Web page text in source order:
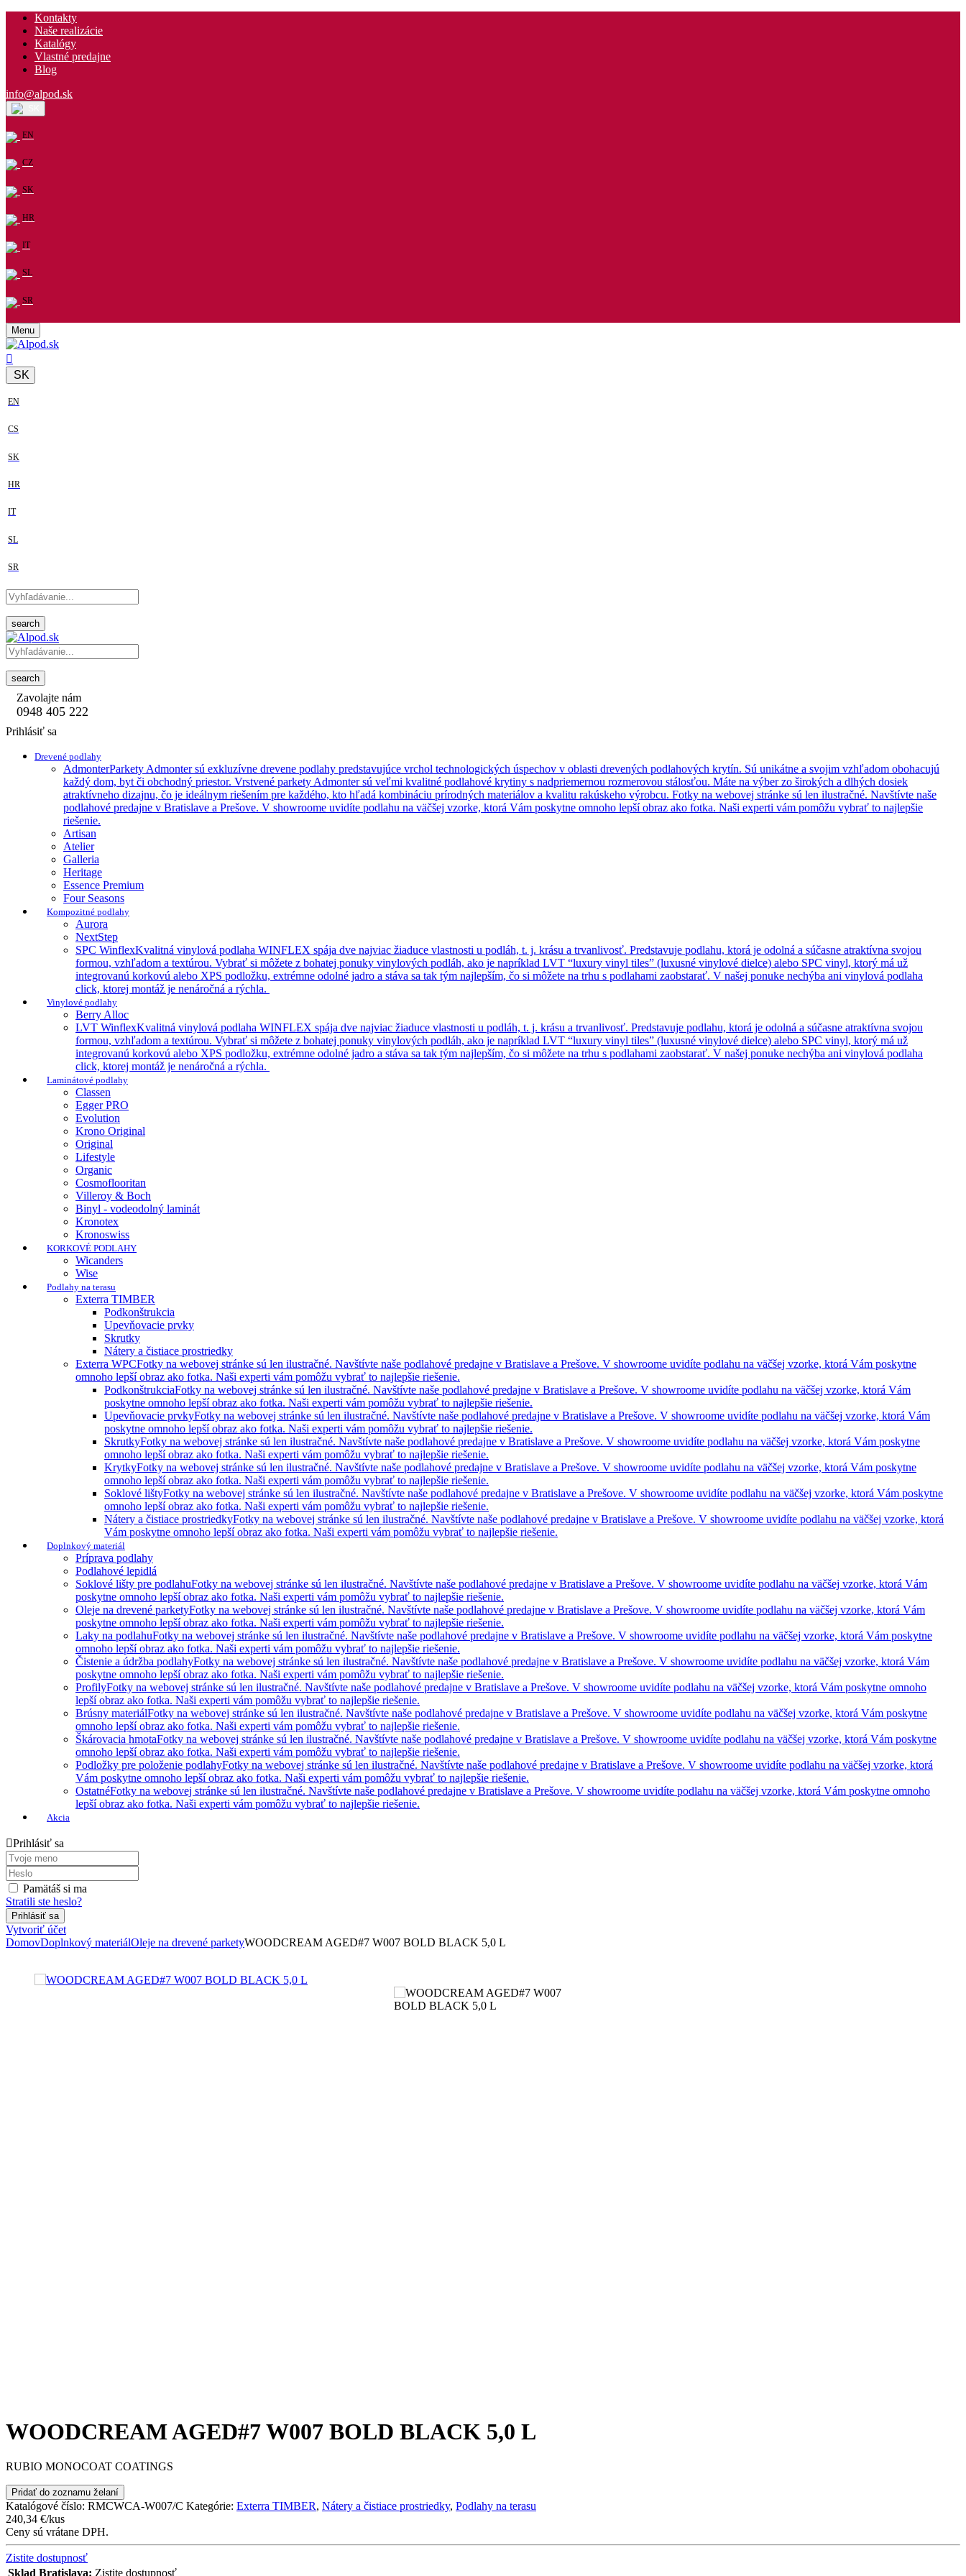
Kontakty
Naše realizácie
Katalógy
Vlastné predajne
Blog
info@alpod.sk
EN
CZ
SK
HR
IT
SL
SR
Menu
SK
EN
CS
SK
HR
IT
SL
SR
search
search
Zavolajte nám
0948 405 222
Prihlásiť sa
Drevené podlahy
AdmonterParkety Admonter sú exkluzívne drevene podlahy predstavujúce vrchol technologických úspechov v oblasti drevených podlahových krytín. Sú unikátne a svojim vzhľadom obohacujú
každý dom, byt či obchodný priestor. Vrstvené parkety Admonter sú veľmi kvalitné podlahové krytiny s nadpriemernou rozmerovou stálosťou. Máte na výber zo širokých a dlhých dosiek
atraktívneho dizajnu, čo je ideálnym riešením pre každého, kto hľadá kombináciu prírodných materiálov a kvalitu rakúskeho výrobcu. Fotky na webovej stránke sú len ilustračné. Navštívte naše
podlahové predajne v Bratislave a Prešove. V showroome uvidíte podlahu na väčšej vzorke, ktorá Vám poskytne omnoho lepší obraz ako fotka. Naši experti vám pomôžu vybrať to najlepšie
riešenie.
Artisan
Atelier
Galleria
Heritage
Essence Premium
Four Seasons
Kompozitné podlahy
Aurora
NextStep
SPC WinflexKvalitná vinylová podlaha WINFLEX spája dve najviac žiaduce vlastnosti u podláh, t. j. krásu a trvanlivosť. Predstavuje podlahu, ktorá je odolná a súčasne atraktívna svojou
formou, vzhľadom a textúrou. Vybrať si môžete z bohatej ponuky vinylových podláh, ako je napríklad LVT “luxury vinyl tiles” (luxusné vinylové dielce) alebo SPC vinyl, ktorý má už
integrovanú korkovú alebo XPS podložku, extrémne odolné jadro a stáva sa tak tým najlepším, čo si môžete na trhu s podlahami zaobstarať. V našej ponuke nechýba ani vinylová podlaha
click, ktorej montáž je nenáročná a rýchla.
Vinylové podlahy
Berry Alloc
LVT WinflexKvalitná vinylová podlaha WINFLEX spája dve najviac žiaduce vlastnosti u podláh, t. j. krásu a trvanlivosť. Predstavuje podlahu, ktorá je odolná a súčasne atraktívna svojou
formou, vzhľadom a textúrou. Vybrať si môžete z bohatej ponuky vinylových podláh, ako je napríklad LVT “luxury vinyl tiles” (luxusné vinylové dielce) alebo SPC vinyl, ktorý má už
integrovanú korkovú alebo XPS podložku, extrémne odolné jadro a stáva sa tak tým najlepším, čo si môžete na trhu s podlahami zaobstarať. V našej ponuke nechýba ani vinylová podlaha
click, ktorej montáž je nenáročná a rýchla.
Laminátové podlahy
Classen
Egger PRO
Evolution
Krono Original
Original
Lifestyle
Organic
Cosmoflooritan
Villeroy & Boch
Binyl - vodeodolný laminát
Kronotex
Kronoswiss
KORKOVÉ PODLAHY
Wicanders
Wise
Podlahy na terasu
Exterra TIMBER
Podkonštrukcia
Upevňovacie prvky
Skrutky
Nátery a čistiace prostriedky
Exterra WPCFotky na webovej stránke sú len ilustračné. Navštívte naše podlahové predajne v Bratislave a Prešove. V showroome uvidíte podlahu na väčšej vzorke, ktorá Vám poskytne
omnoho lepší obraz ako fotka. Naši experti vám pomôžu vybrať to najlepšie riešenie.
PodkonštrukciaFotky na webovej stránke sú len ilustračné. Navštívte naše podlahové predajne v Bratislave a Prešove. V showroome uvidíte podlahu na väčšej vzorke, ktorá Vám
poskytne omnoho lepší obraz ako fotka. Naši experti vám pomôžu vybrať to najlepšie riešenie.
Upevňovacie prvkyFotky na webovej stránke sú len ilustračné. Navštívte naše podlahové predajne v Bratislave a Prešove. V showroome uvidíte podlahu na väčšej vzorke, ktorá Vám
poskytne omnoho lepší obraz ako fotka. Naši experti vám pomôžu vybrať to najlepšie riešenie.
SkrutkyFotky na webovej stránke sú len ilustračné. Navštívte naše podlahové predajne v Bratislave a Prešove. V showroome uvidíte podlahu na väčšej vzorke, ktorá Vám poskytne
omnoho lepší obraz ako fotka. Naši experti vám pomôžu vybrať to najlepšie riešenie.
KrytkyFotky na webovej stránke sú len ilustračné. Navštívte naše podlahové predajne v Bratislave a Prešove. V showroome uvidíte podlahu na väčšej vzorke, ktorá Vám poskytne
omnoho lepší obraz ako fotka. Naši experti vám pomôžu vybrať to najlepšie riešenie.
Soklové lištyFotky na webovej stránke sú len ilustračné. Navštívte naše podlahové predajne v Bratislave a Prešove. V showroome uvidíte podlahu na väčšej vzorke, ktorá Vám poskytne
omnoho lepší obraz ako fotka. Naši experti vám pomôžu vybrať to najlepšie riešenie.
Nátery a čistiace prostriedkyFotky na webovej stránke sú len ilustračné. Navštívte naše podlahové predajne v Bratislave a Prešove. V showroome uvidíte podlahu na väčšej vzorke, ktorá
Vám poskytne omnoho lepší obraz ako fotka. Naši experti vám pomôžu vybrať to najlepšie riešenie.
Doplnkový materiál
Príprava podlahy
Podlahové lepidlá
Soklové lišty pre podlahuFotky na webovej stránke sú len ilustračné. Navštívte naše podlahové predajne v Bratislave a Prešove. V showroome uvidíte podlahu na väčšej vzorke, ktorá Vám
poskytne omnoho lepší obraz ako fotka. Naši experti vám pomôžu vybrať to najlepšie riešenie.
Oleje na drevené parketyFotky na webovej stránke sú len ilustračné. Navštívte naše podlahové predajne v Bratislave a Prešove. V showroome uvidíte podlahu na väčšej vzorke, ktorá Vám
poskytne omnoho lepší obraz ako fotka. Naši experti vám pomôžu vybrať to najlepšie riešenie.
Laky na podlahuFotky na webovej stránke sú len ilustračné. Navštívte naše podlahové predajne v Bratislave a Prešove. V showroome uvidíte podlahu na väčšej vzorke, ktorá Vám poskytne
omnoho lepší obraz ako fotka. Naši experti vám pomôžu vybrať to najlepšie riešenie.
Čistenie a údržba podlahyFotky na webovej stránke sú len ilustračné. Navštívte naše podlahové predajne v Bratislave a Prešove. V showroome uvidíte podlahu na väčšej vzorke, ktorá Vám
poskytne omnoho lepší obraz ako fotka. Naši experti vám pomôžu vybrať to najlepšie riešenie.
ProfilyFotky na webovej stránke sú len ilustračné. Navštívte naše podlahové predajne v Bratislave a Prešove. V showroome uvidíte podlahu na väčšej vzorke, ktorá Vám poskytne omnoho
lepší obraz ako fotka. Naši experti vám pomôžu vybrať to najlepšie riešenie.
Brúsny materiálFotky na webovej stránke sú len ilustračné. Navštívte naše podlahové predajne v Bratislave a Prešove. V showroome uvidíte podlahu na väčšej vzorke, ktorá Vám poskytne
omnoho lepší obraz ako fotka. Naši experti vám pomôžu vybrať to najlepšie riešenie.
Škárovacia hmotaFotky na webovej stránke sú len ilustračné. Navštívte naše podlahové predajne v Bratislave a Prešove. V showroome uvidíte podlahu na väčšej vzorke, ktorá Vám poskytne
omnoho lepší obraz ako fotka. Naši experti vám pomôžu vybrať to najlepšie riešenie.
Podložky pre položenie podlahyFotky na webovej stránke sú len ilustračné. Navštívte naše podlahové predajne v Bratislave a Prešove. V showroome uvidíte podlahu na väčšej vzorke, ktorá
Vám poskytne omnoho lepší obraz ako fotka. Naši experti vám pomôžu vybrať to najlepšie riešenie.
OstatnéFotky na webovej stránke sú len ilustračné. Navštívte naše podlahové predajne v Bratislave a Prešove. V showroome uvidíte podlahu na väčšej vzorke, ktorá Vám poskytne omnoho
lepší obraz ako fotka. Naši experti vám pomôžu vybrať to najlepšie riešenie.
Akcia
Prihlásiť sa
Pamätáš si ma
Stratili ste heslo?
Vytvoriť účet
DomovDoplnkový materiálOleje na drevené parketyWOODCREAM AGED#7 W007 BOLD BLACK 5,0 L
WOODCREAM AGED#7 W007 BOLD BLACK 5,0 L
RUBIO MONOCOAT COATINGS
Pridať do zoznamu želaní
Katalógové číslo: RMCWCA-W007/C Kategórie: Exterra TIMBER, Nátery a čistiace prostriedky, Podlahy na terasu
240,34 €/kus
Ceny sú vrátane DPH.
Zistite dostupnosť
Sklad Bratislava: Zistite dostupnosť